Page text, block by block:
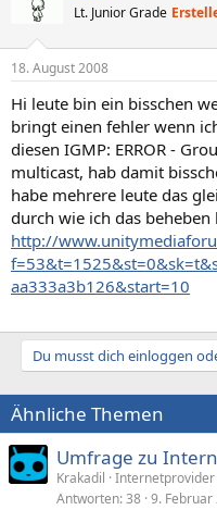
Lt. Junior Grade
18. August 2008
Hi leute bin ein bisschen
bringt einen fehler wenn
diesen IGMP: ERROR -
multicast, hab damit
habe mehrere leute das
durch wie ich das
http://
aa333a3b126&start=10
Du musst dich einloggen
Ähnliche Themen
Umfrage zu
Krakadil Internetprovider
Antworten 38 9. Februar